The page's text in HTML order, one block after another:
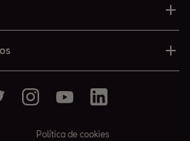
Política de cookies